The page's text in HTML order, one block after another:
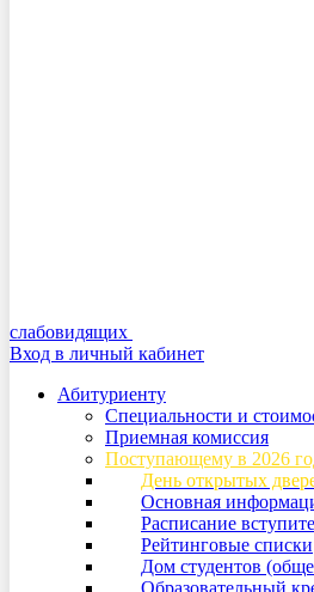
слабовидящих
Вход в личный кабинет
Абитуриенту
Специальности и
Приемная комиссия
Поступающему в 2026
День открытых
Основная
Расписание
Рейтинговые списки
Дом студентов
Образовательный